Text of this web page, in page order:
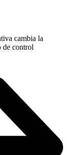
cambia la
de control